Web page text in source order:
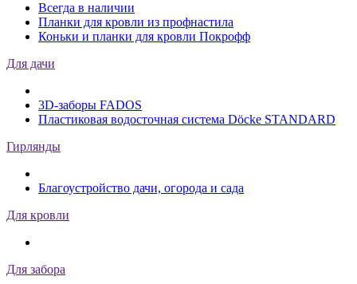
Всегда в наличии
Планки для кровли из профнастила
Коньки и планки для кровли Покрофф
Для дачи
3D-заборы FADOS
Пластиковая водосточная система Döcke STANDARD
Гирлянды
Благоустройство дачи, огорода и сада
Для кровли
Для забора